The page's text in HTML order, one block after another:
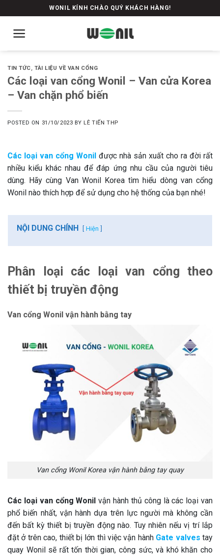
to
content
WONIL KÍNH CHÀO QUÝ KHÁCH HÀNG!
TIN TỨC,TÀI LIỆU VỀ VAN CỔNG
Các loại van cổng Wonil – Van cửa Korea
– Van chặn phổ biến
POSTED ON 31/10/2023 BY LÊ TIẾN THP
Các loại van cổng Wonil được nhà sản xuất cho ra đời rất
nhiều kiểu khác nhau để đáp ứng nhu cầu của người tiêu
dùng. Hãy cùng Van Wonil Korea tìm hiểu dòng van cổng
Wonil nào thích hợp để sử dụng cho hệ thống của bạn nhé!
NỘI DUNG CHÍNH Hiện
Phân loại các loại van cổng theo
thiết bị truyền động
Van cổng Wonil vận hành bằng tay
Van cổng Wonil Korea vận hành bằng tay quay
Các loại van cổng Wonil vận hành thủ công là các loại van
phổ biến nhất, vận hành dựa trên lực người mà không cần
đến bất kỳ thiết bị truyền động nào. Tuy nhiên nếu vị trí lắp
đặt ở trên cao, thiết bị lớn thì việc vận hành Gate valves tay
quay Wonil sẽ rất tốn thời gian, công sức, và khó khăn cho